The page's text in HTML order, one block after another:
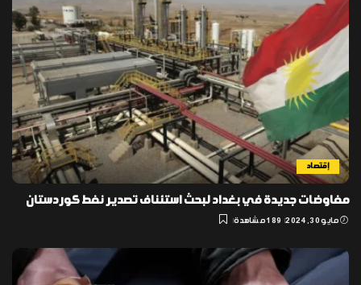
إقتصاد
مفاوضات جديدة في بغداد لبحث استئناف تصدير نفط كوردستان
مايو 30, 2024 189 مشاهدة